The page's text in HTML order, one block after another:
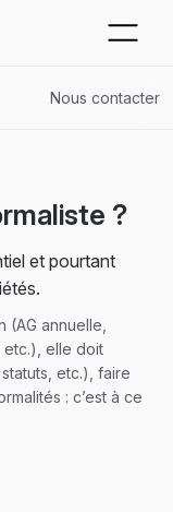
Nous contacter
?
et pourtant
annuelle,
etc.), elle doit
etc.), faire
: c’est à ce